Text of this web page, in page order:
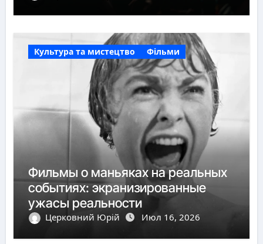
Культура та мистецтво Фільми
Фильмы о маньяках на реальных
событиях: экранизированные
ужасы реальности
Церковний Юрій Июл 16, 2026